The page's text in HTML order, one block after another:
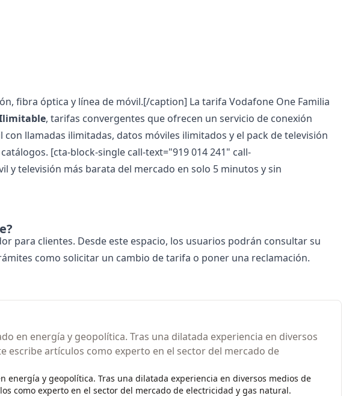
fibra óptica y línea de móvil.[/caption] La tarifa Vodafone One Familia
, tarifas convergentes que ofrecen un servicio de conexión
llamadas ilimitadas, datos móviles ilimitados y el pack de televisión
[cta-block-single call-text="919 014 241" call-
y televisión más barata del mercado en solo 5 minutos y sin
para clientes. Desde este espacio, los usuarios podrán consultar su
como solicitar un cambio de tarifa o poner una reclamación.
en energía y geopolítica. Tras una dilatada experiencia en diversos
escribe artículos como experto en el sector del mercado de
energía y geopolítica. Tras una dilatada experiencia en diversos medios de
como experto en el sector del mercado de electricidad y gas natural.